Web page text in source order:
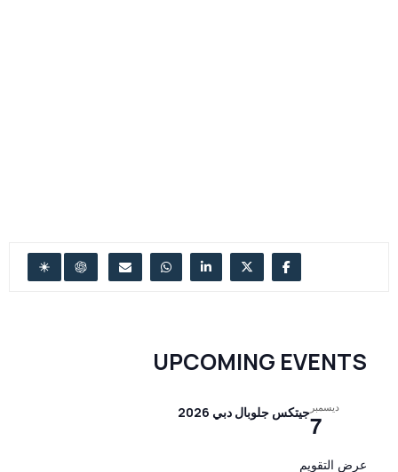
UPCOMING EVENTS
ديسمبر
7جيتكس جلوبال دبي 2026
عرض التقويم